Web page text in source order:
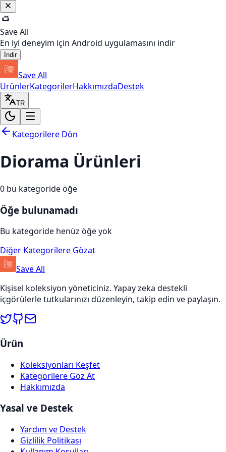
Save All
En iyi deneyim için Android uygulamasını indir
İndir
Save All
ÜrünlerKategorilerHakkımızdaDestek
TR
Kategorilere Dön
Diorama Ürünleri
0 bu kategoride öğe
Öğe bulunamadı
Bu kategoride henüz öğe yok
Diğer Kategorilere Gözat
Save All
Kişisel koleksiyon yöneticiniz. Yapay zeka destekli
içgörülerle tutkularınızı düzenleyin, takip edin ve paylaşın.
Ürün
Koleksiyonları Keşfet
Kategorilere Göz At
Hakkımızda
Yasal ve Destek
Yardım ve Destek
Gizlilik Politikası